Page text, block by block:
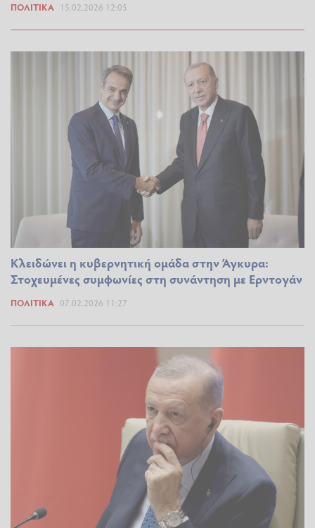
ΠΟΛΙΤΙΚΆ 15.02.2026 12:05
Κλειδώνει η κυβερνητική ομάδα στην Άγκυρα:
Στοχευμένες συμφωνίες στη συνάντηση με Ερντογάν
ΠΟΛΙΤΙΚΆ 07.02.2026 11:27